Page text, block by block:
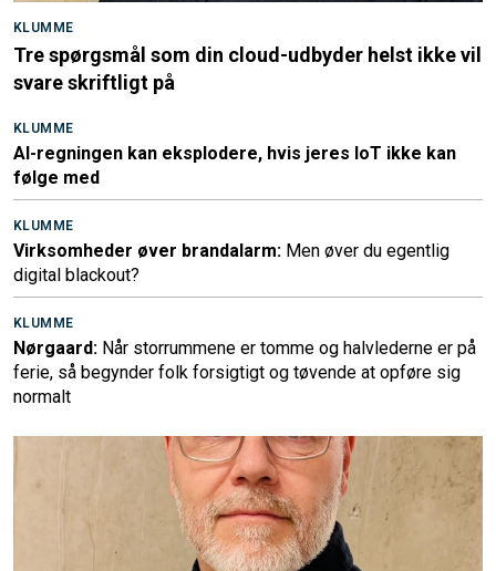
KLUMME
Tre spørgsmål som din cloud-udbyder helst ikke vil
svare skriftligt på
KLUMME
AI-regningen kan eksplodere, hvis jeres IoT ikke kan
følge med
KLUMME
Virksomheder øver brandalarm: Men øver du egentlig
digital blackout?
KLUMME
Nørgaard: Når storrummene er tomme og halvlederne er på
ferie, så begynder folk forsigtigt og tøvende at opføre sig
normalt